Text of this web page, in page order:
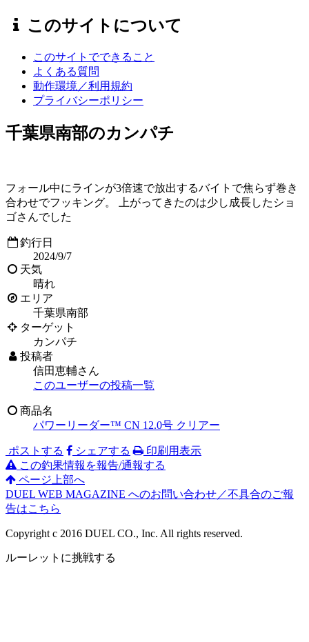
このサイトについて
このサイトでできること
よくある質問
動作環境／利用規約
プライバシーポリシー
千葉県南部のカンパチ
フォール中にラインが3倍速で放出するバイトで焦らず巻き
合わせでフッキング。 上がってきたのは少し成長したショ
ゴさんでした
釣行日
2024/9/7
天気
晴れ
エリア
千葉県南部
ターゲット
カンパチ
投稿者
信田恵輔さん
このユーザーの投稿一覧
商品名
パワーリーダー™ CN 12.0号 クリアー
ポストする シェアする
印刷用表示
この釣果情報を報告/通報する
ページ上部へ
DUEL WEB MAGAZINE へのお問い合わせ／不具合のご報
告はこちら
Copyright c 2016 DUEL CO., Inc. All rights reserved.
ルーレットに挑戦する